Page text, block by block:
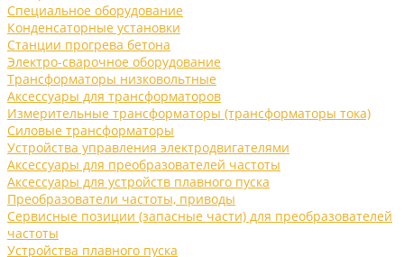
Специальное оборудование
Конденсаторные установки
Станции прогрева бетона
Электро-сварочное оборудование
Трансформаторы низковольтные
Аксессуары для трансформаторов
Измерительные трансформаторы (трансформаторы тока)
Силовые трансформаторы
Устройства управления электродвигателями
Аксессуары для преобразователей частоты
Аксессуары для устройств плавного пуска
Преобразователи частоты, приводы
Сервисные позиции (запасные части) для преобразователей
частоты
Устройства плавного пуска